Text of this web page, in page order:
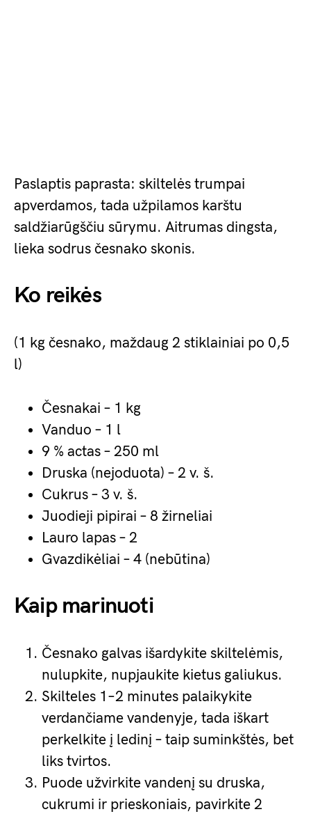
Paslaptis paprasta: skiltelės trumpai
apverdamos, tada užpilamos karštu
saldžiarūgščiu sūrymu. Aitrumas dingsta,
lieka sodrus česnako skonis.
Ko reikės
(1 kg česnako, maždaug 2 stiklainiai po 0,5
l)
Česnakai – 1 kg
Vanduo – 1 l
9 % actas – 250 ml
Druska (nejoduota) – 2 v. š.
Cukrus – 3 v. š.
Juodieji pipirai – 8 žirneliai
Lauro lapas – 2
Gvazdikėliai – 4 (nebūtina)
Kaip marinuoti
Česnako galvas išardykite skiltelėmis,
nulupkite, nupjaukite kietus galiukus.
Skilteles 1–2 minutes palaikykite
verdančiame vandenyje, tada iškart
perkelkite į ledinį – taip suminkštės, bet
liks tvirtos.
Puode užvirkite vandenį su druska,
cukrumi ir prieskoniais, pavirkite 2